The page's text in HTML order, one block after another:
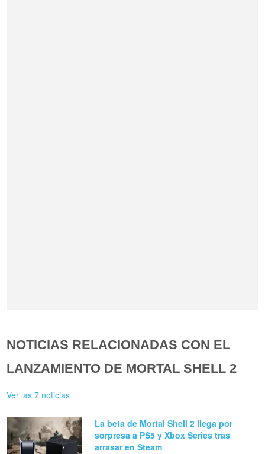
NOTICIAS RELACIONADAS CON EL
LANZAMIENTO DE MORTAL SHELL 2
Ver las 7 noticias
La beta de Mortal Shell 2 llega por
sorpresa a PS5 y Xbox Series tras
arrasar en Steam